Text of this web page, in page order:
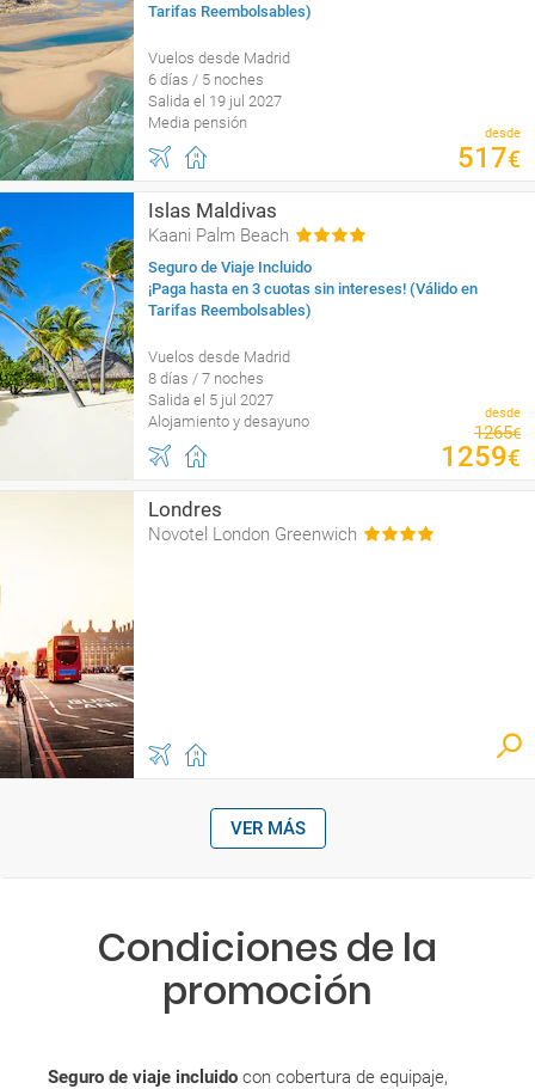
Tarifas Reembolsables)
Vuelos desde Madrid
6 días / 5 noches
Salida el 19 jul 2027
Media pensión
desde
517€
Islas Maldivas
Kaani Palm Beach
Seguro de Viaje Incluido
¡Paga hasta en 3 cuotas sin intereses! (Válido en
Tarifas Reembolsables)
Vuelos desde Madrid
8 días / 7 noches
Salida el 5 jul 2027
Alojamiento y desayuno
desde
1265€
1259€
Londres
Novotel London Greenwich
VER MÁS
Condiciones de la
promoción
Seguro de viaje incluido con cobertura de equipaje,